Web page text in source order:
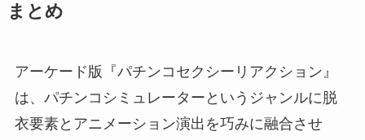
まとめ
アーケード版『パチンコセクシーリアクション』
は、パチンコシミュレーターというジャンルに脱
衣要素とアニメーション演出を巧みに融合させ